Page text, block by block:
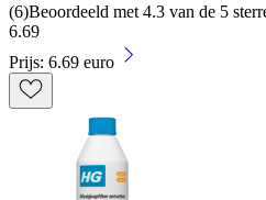
(6)Beoordeeld met 4.3 van de 5
6.69
Prijs: 6.69 euro